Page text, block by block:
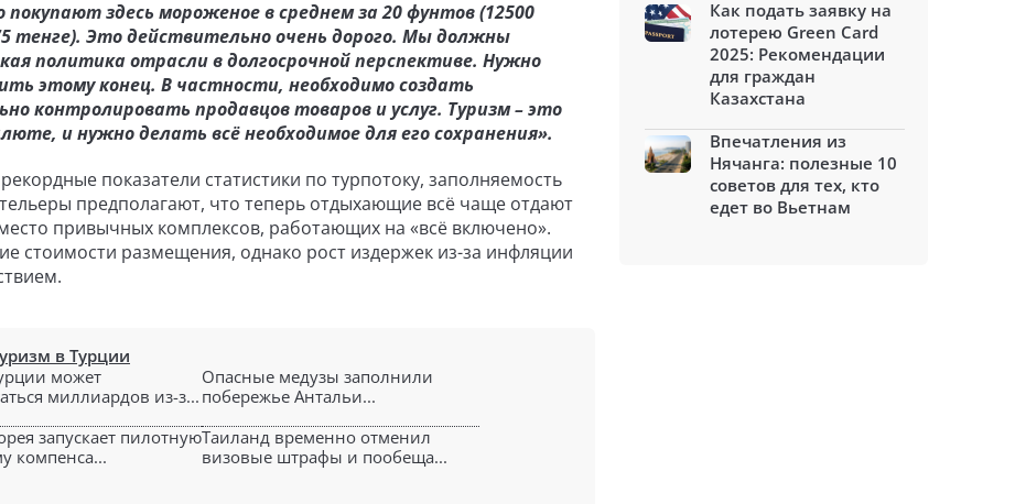
здесь мороженое в среднем за 20 фунтов (12500
тенге). Это действительно очень дорого. Мы должны
политика отрасли в долгосрочной перспективе. Нужно
этому конец. В частности, необходимо создать
контролировать продавцов товаров и услуг. Туризм – это
и нужно делать всё необходимое для его сохранения».
показатели статистики по турпотоку, заполняемость
предполагают, что теперь отдыхающие всё чаще отдают
привычных комплексов, работающих на «всё включено».
стоимости размещения, однако рост издержек из-за инфляции
в Турции
может
миллиардов из-з...
Опасные медузы заполнили
побережье Антальи...
запускает пилотную
компенса...
Таиланд временно отменил
визовые штрафы и пообеща...
Как подать заявку на
лотерею Green Card
2025: Рекомендации
для граждан
Казахстана
Впечатления из
Нячанга: полезные 10
советов для тех, кто
едет во Вьетнам